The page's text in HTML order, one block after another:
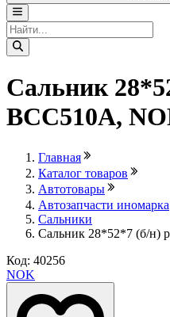
Сальник
BCC510A,
Главная
Каталог товаров
Автотовары
Автозапчасти иномарка
Сальники
Сальник 28*52*7 (б/н)
Код: 40256
NOK